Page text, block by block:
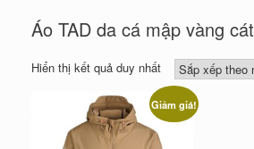
Áo TAD da cá mập vàng cát
Hiển thị kết quả duy nhất
Giảm giá!